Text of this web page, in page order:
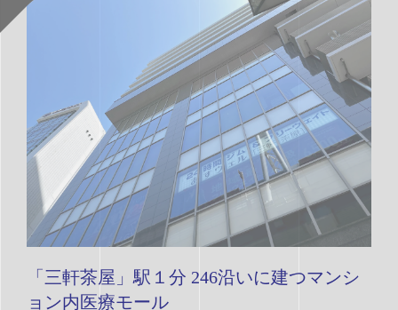
「三軒茶屋」駅１分 246沿いに建つマンシ
ョン内医療モール